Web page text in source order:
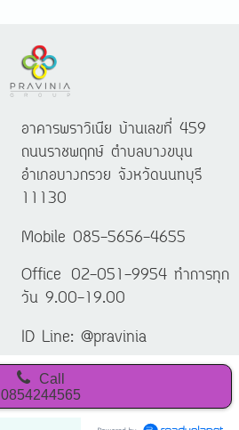
อาคารพราวิเนีย บ้านเลขที่ 459
ถนนราชพฤกษ์ ตำบลบางขนุน
อำเภอบางกรวย จังหวัดนนทบุรี
11130
Mobile 085-5656-4655
Office 02-051-9954 ทำการทุก
วัน 9.00-19.00
ID Line: @pravinia
Call
0854244565